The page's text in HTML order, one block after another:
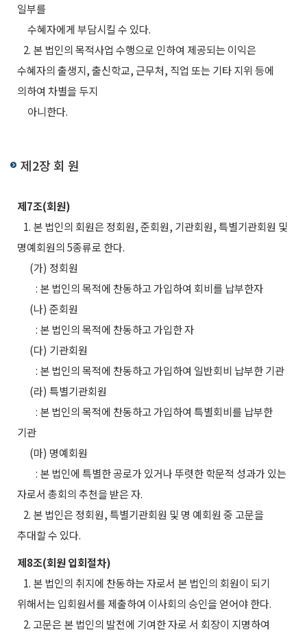
일부를
수혜자에게 부담시킬 수 있다.
2. 본 법인의 목적사업 수행으로 인하여 제공되는 이익은
수혜자의 출생지, 출신학교, 근무처, 직업 또는 기타 지위 등에
의하여 차별을 두지
아니한다.
제2장 회 원
제7조(회원)
1. 본 법인의 회원은 정회원, 준회원, 기관회원, 특별기관회원 및
명예회원의 5종류로 한다.
(가) 정회원
: 본 법인의 목적에 찬동하고 가입하여 회비를 납부한자
(나) 준회원
: 본 법인의 목적에 찬동하고 가입한 자
(다) 기관회원
: 본 법인의 목적에 찬동하고 가입하여 일반회비 납부한 기관
(라) 특별기관회원
: 본 법인의 목적에 찬동하고 가입하여 특별회비를 납부한
기관
(마) 명예회원
: 본 법인에 특별한 공로가 있거나 뚜렷한 학문적 성과가 있는
자로서 총회의 추천을 받은 자.
2. 본 법인은 정회원, 특별기관회원 및 명 예회원 중 고문을
추대할 수 있다.
제8조(회원 입회절차)
1. 본 법인의 취지에 찬동하는 자로서 본 법인의 회원이 되기
위해서는 입회원서를 제출하여 이사회의 승인을 얻어야 한다.
2. 고문은 본 법인의 발전에 기여한 자로 서 회장이 지명하여